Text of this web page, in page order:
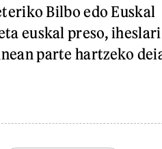
Bilbo edo Euskal
euskal preso, iheslari
parte hartzeko